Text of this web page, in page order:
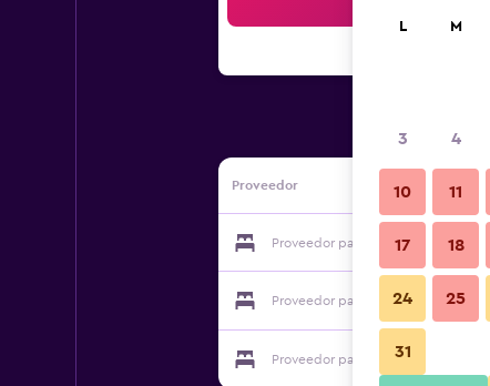
Proveedor
Proveedor para Guest House La Casa
Proveedor para Guest House La Casa
Proveedor para Guest House La Casa
L M
3 4
10 11
17 18
24 25
31